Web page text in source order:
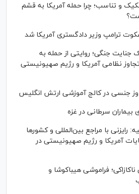
و تناسب؛ چرا حمله آمریکا به قشم
ترامپ وزیر دادگستری آمریکا شد
جنگی؛ روایتی از حمله به
تجاوز نظامی آمریکا و رژیم صهیونیستی
جنسی در کالج آموزشی ارتش انگلیس
بیماران سرطانی در غزه
رایزنی‌ با مراجع بین‌المللی و کشور‌ها
آمریکا و رژیم صهیونیستی در
ناکازاکی؛ فراموشی هیباکوشا و